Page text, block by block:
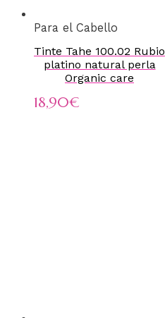
Para el Cabello
Tinte Tahe 100.02 Rubio
platino natural perla
Organic care
18,90€